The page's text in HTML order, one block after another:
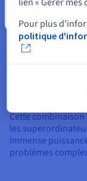
d'applications
d'exprimer le
sont optimisés
les tâches de
Cette
les
immense
problèmes
Pour plus
politique